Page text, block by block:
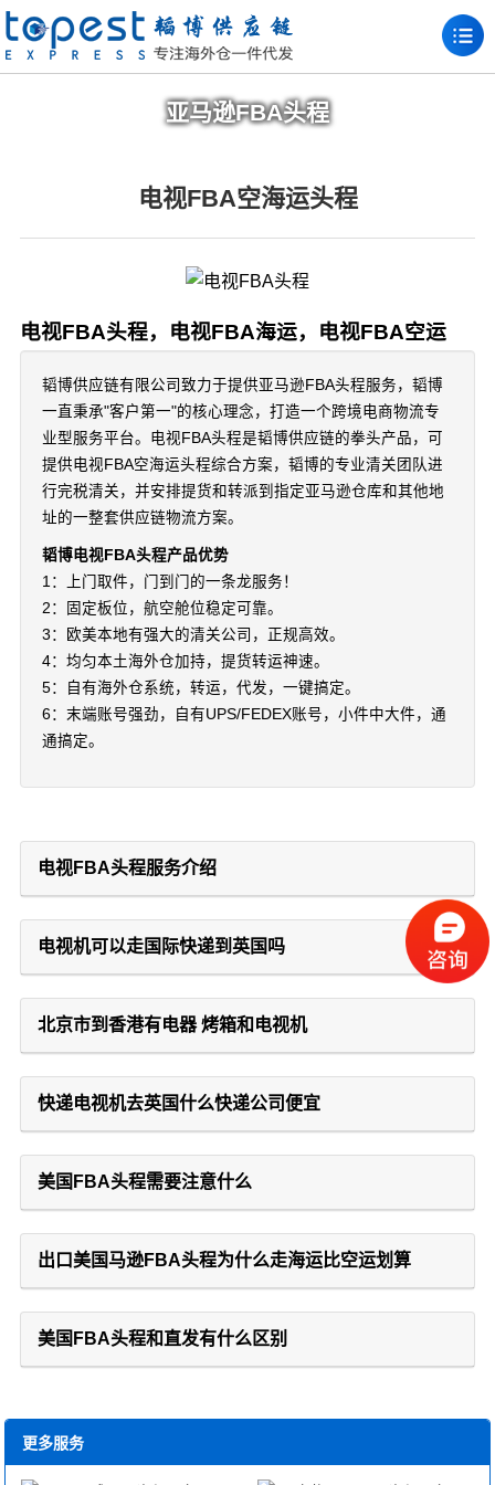
亚马逊FBA头程
电视FBA空海运头程
电视FBA头程，电视FBA海运，电视FBA空运
韬博供应链有限公司致力于提供亚马逊FBA头程服务，韬博
一直秉承"客户第一"的核心理念，打造一个跨境电商物流专
业型服务平台。电视FBA头程是韬博供应链的拳头产品，可
提供电视FBA空海运头程综合方案，韬博的专业清关团队进
行完税清关，并安排提货和转派到指定亚马逊仓库和其他地
址的一整套供应链物流方案。
韬博电视FBA头程产品优势
1：上门取件，门到门的一条龙服务！
2：固定板位，航空舱位稳定可靠。
3：欧美本地有强大的清关公司，正规高效。
4：均匀本土海外仓加持，提货转运神速。
5：自有海外仓系统，转运，代发，一键搞定。
6：末端账号强劲，自有UPS/FEDEX账号，小件中大件，通
通搞定。
电视FBA头程服务介绍
电视机可以走国际快递到英国吗
北京市到香港有电器 烤箱和电视机
快递电视机去英国什么快递公司便宜
美国FBA头程需要注意什么
出口美国马逊FBA头程为什么走海运比空运划算
美国FBA头程和直发有什么区别
更多服务